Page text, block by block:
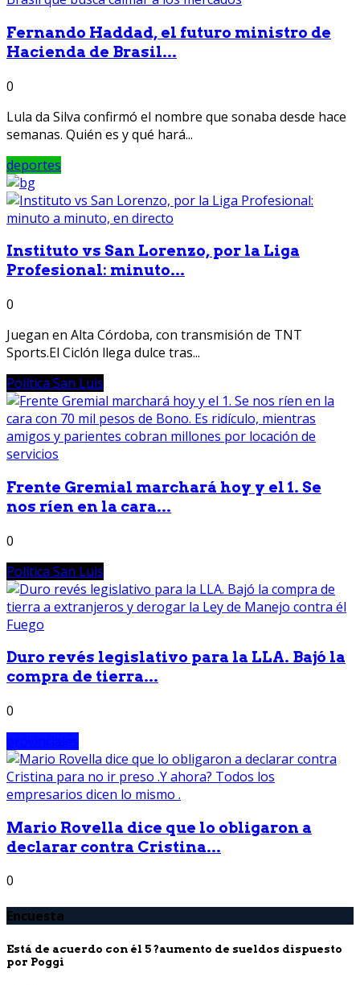
Fernando Haddad, el futuro ministro de
Hacienda de Brasil...
0
Lula da Silva confirmó el nombre que sonaba desde hace
semanas. Quién es y qué hará...
deportes
Instituto vs San Lorenzo, por la Liga
Profesional: minuto...
0
Juegan en Alta Córdoba, con transmisión de TNT
Sports.El Ciclón llega dulce tras...
Política San Luis
Frente Gremial marchará hoy y el 1. Se
nos ríen en la cara...
0
Política San Luis
Duro revés legislativo para la LLA. Bajó la
compra de tierra...
0
Mario Rovella dice que lo obligaron a
declarar contra Cristina...
0
Encuesta
Está de acuerdo con él 5 ?aumento de sueldos dispuesto
por Poggi